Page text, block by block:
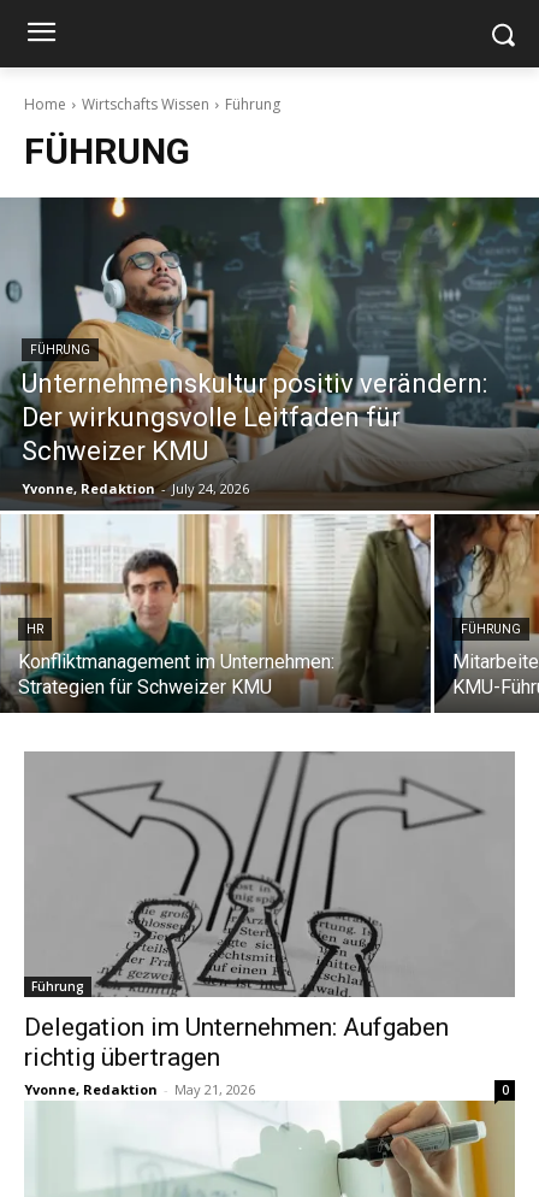
Home Wirtschafts Wissen Führung
FÜHRUNG
FÜHRUNG
Unternehmenskultur positiv verändern:
Der wirkungsvolle Leitfaden für
Schweizer KMU
Yvonne, Redaktion - July 24, 2026
HR
Konfliktmanagement im Unternehmen:
Strategien für Schweizer KMU
FÜHRUNG
KMU-
Führung
Delegation im Unternehmen: Aufgaben
richtig übertragen
Yvonne, Redaktion - May 21, 2026 0